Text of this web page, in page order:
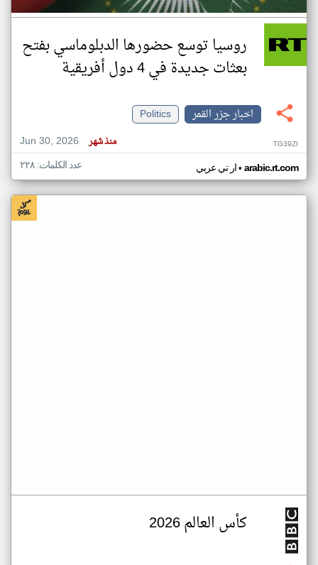
روسيا توسع حضورها الدبلوماسي بفتح
بعثات جديدة في 4 دول أفريقية
اخبار جزر القمر
Politics
Jun 30, 2026
منذ شهر TG39ZI
ار تي عربي• arabic.rt.com عدد الكلمات: ٢٢٨
كأس العالم 2026